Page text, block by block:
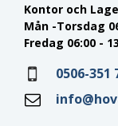
Kontor och
Mån -Torsdag
Fredag 06:00 -
0506-351